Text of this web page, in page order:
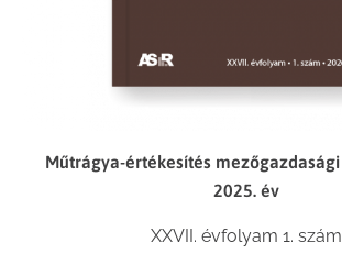
Műtrágya-értékesítés
2025. év
XXVII. évfolyam 1. szám